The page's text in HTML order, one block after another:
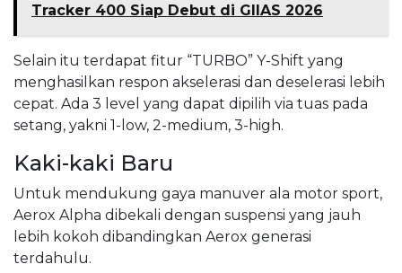
Tracker 400 Siap Debut di GIIAS 2026
Selain itu terdapat fitur “TURBO” Y-Shift yang
menghasilkan respon akselerasi dan deselerasi lebih
cepat. Ada 3 level yang dapat dipilih via tuas pada
setang, yakni 1-low, 2-medium, 3-high.
Kaki-kaki Baru
Untuk mendukung gaya manuver ala motor sport,
Aerox Alpha dibekali dengan suspensi yang jauh
lebih kokoh dibandingkan Aerox generasi
terdahulu.